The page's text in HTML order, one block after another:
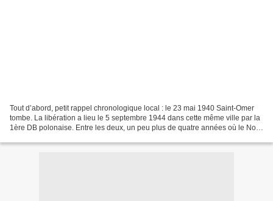
Tout d’abord, petit rappel chronologique local : le 23 mai 1940 Saint-Omer
tombe. La libération a lieu le 5 septembre 1944 dans cette même ville par la
1ère DB polonaise. Entre les deux, un peu plus de quatre années où le Nord